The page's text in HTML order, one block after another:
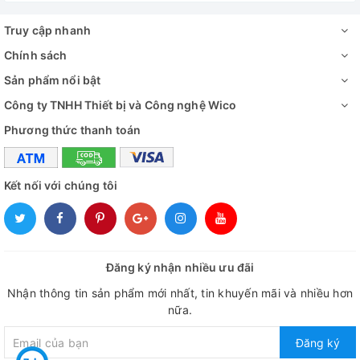
trong bể
Công suất gia
nhiệt
Cung cấp bao gồm:
✅ Bộ phụ kiện tiêu chuẩn
Video - Hình ảnh
Truy cập nhanh
Chính sách
Sản phẩm nổi bật
Công ty TNHH Thiết bị và Công nghệ Wico
Phương thức thanh toán
Kết nối với chúng tôi
Đăng ký nhận nhiều ưu đãi
Nhận thông tin sản phẩm mới nhất, tin khuyến mãi và nhiều hơn
nữa.
Đăng ký